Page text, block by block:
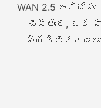
WAN 2.5
చేస్తుంది, ఒక